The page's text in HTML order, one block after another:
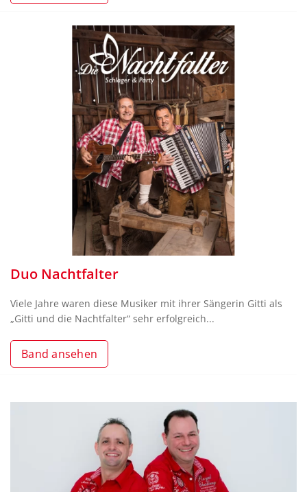
Duo Nachtfalter
Viele Jahre waren diese Musiker mit ihrer Sängerin Gitti als
„Gitti und die Nachtfalter“ sehr erfolgreich...
Band ansehen